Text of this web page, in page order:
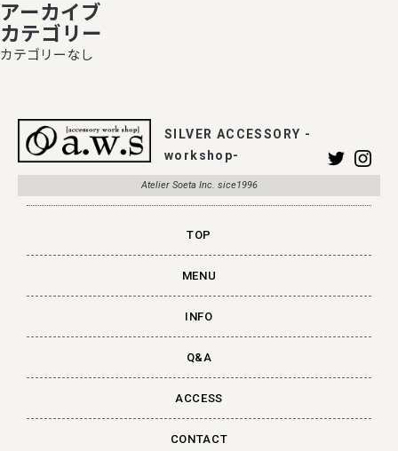
アーカイブ
カテゴリー
カテゴリーなし
SILVER ACCESSORY -
workshop-
Atelier Soeta Inc. sice1996
TOP
MENU
INFO
Q&A
ACCESS
CONTACT